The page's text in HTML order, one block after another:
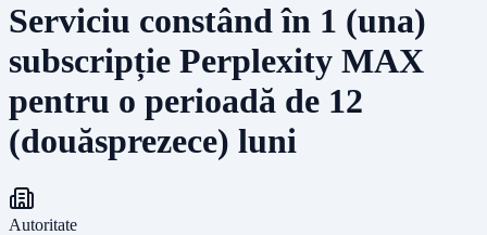
Serviciu constând în 1 (una)
subscripție Perplexity MAX
pentru o perioadă de 12
(douăsprezece) luni
Autoritate